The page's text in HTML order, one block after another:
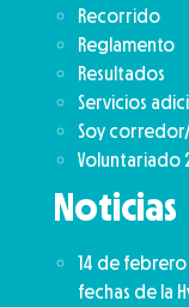
Recorrido
Reglamento
Resultados
Servicios
Soy
Voluntariado
Noticias
14 de febrero
fechas de la